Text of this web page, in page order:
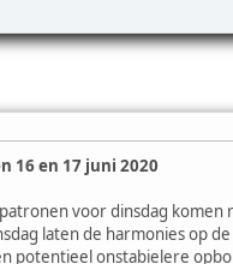
16 en 17 juni 2020
voor dinsdag
laten de harmonies op
potentieel onstabielere